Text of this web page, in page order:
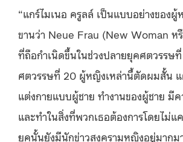
“แกร์ไมเนอ ครูลล์ เป็นแบบอย่างของผู้
ขานว่า Neue Frau (New Woman หรื
ที่ถือกำเนิดขึ้นในช่วงปลายยุคศตวรรษ
ศตวรรษที่ 20 ผู้หญิงเหล่านี้ตัดผมสั้น แ
แต่งกายแบบผู้ชาย ทำงานของผู้ชาย มี
และทำในสิ่งที่พวกเธอต้องการโดยไม่แ
ยุคนั้นยังมีนักข่าวสงครามหญิงอยู่มาก